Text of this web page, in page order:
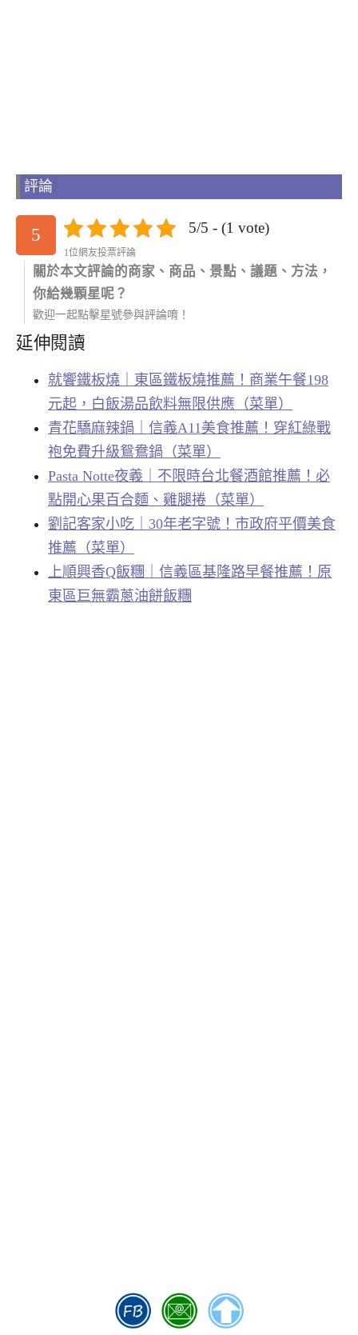
評論
5 5/5 - (1 vote)
1位網友投票評論
關於本文評論的商家、商品、景點、議題、方法，
你給幾顆星呢？
歡迎一起點擊星號參與評論唷！
延伸閱讀
就饗鐵板燒｜東區鐵板燒推薦！商業午餐198
元起，白飯湯品飲料無限供應（菜單）
青花驕麻辣鍋｜信義A11美食推薦！穿紅綠戰
袍免費升級鴛鴦鍋（菜單）
Pasta Notte夜義｜不限時台北餐酒館推薦！必
點開心果百合麵、雞腿捲（菜單）
劉記客家小吃｜30年老字號！市政府平價美食
推薦（菜單）
上順興香Q飯糰｜信義區基隆路早餐推薦！原
東區巨無霸蔥油餅飯糰